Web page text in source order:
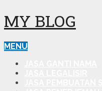
MY BLOG
MENU